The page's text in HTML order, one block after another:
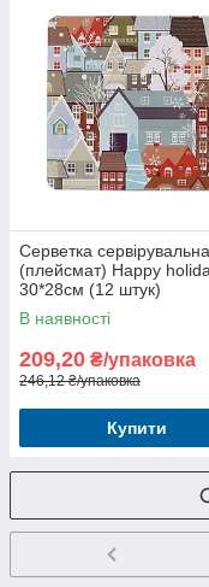
Серветка сервірувальна
(плейсмат) Happy
30*28см (12 штук)
В наявності
209,20 ₴/упаковка
246,12 ₴/упаковка
Купити